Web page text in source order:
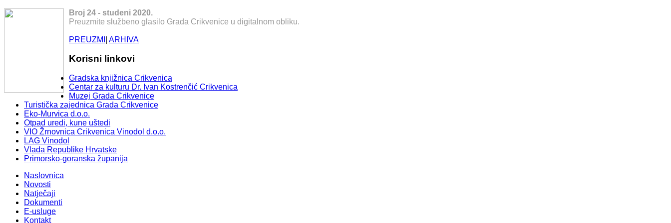
Broj 24 - studeni 2020.
Preuzmite službeno glasilo Grada Crikvenice u digitalnom obliku.
PREUZMI ARHIVA
Korisni linkovi
Gradska knjižnica Crikvenica
Centar za kulturu Dr. Ivan Kostrenčić Crikvenica
Muzej Grada Crikvenice
Turistička zajednica Grada Crikvenice
Eko-Murvica d.o.o.
Otpad uredi, kune uštedi
VIO Žrnovnica Crikvenica Vinodol d.o.o.
LAG Vinodol
Vlada Republike Hrvatske
Primorsko-goranska županija
Naslovnica
Novosti
Natječaji
Dokumenti
E-usluge
Kontakt